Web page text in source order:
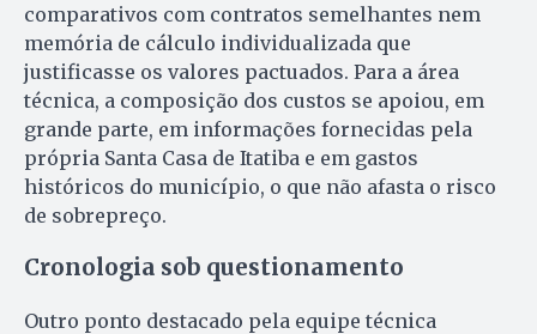
comparativos com contratos semelhantes nem
memória de cálculo individualizada que
justificasse os valores pactuados. Para a área
técnica, a composição dos custos se apoiou, em
grande parte, em informações fornecidas pela
própria Santa Casa de Itatiba e em gastos
históricos do município, o que não afasta o risco
de sobrepreço.
Cronologia sob questionamento
Outro ponto destacado pela equipe técnica